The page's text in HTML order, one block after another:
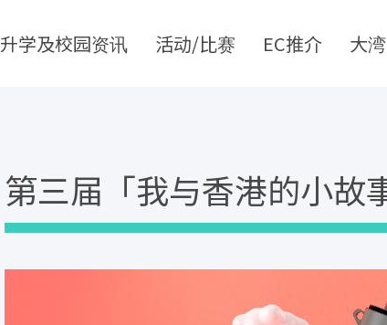
升学及校园资讯 活动/比赛 EC推介 大
第三届「我与香港的小故